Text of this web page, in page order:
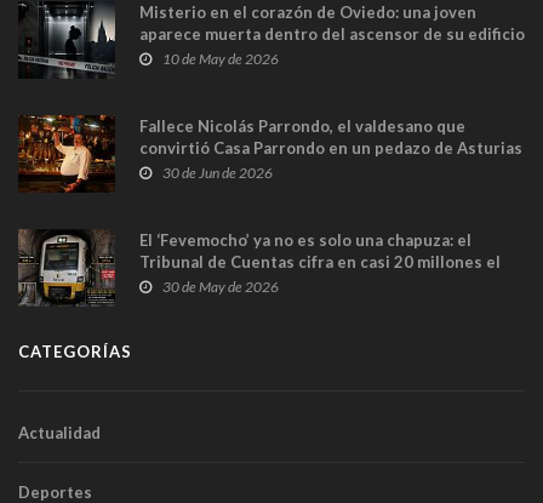
Misterio en el corazón de Oviedo: una joven
aparece muerta dentro del ascensor de su edificio
y las cámaras captan sus últimos minutos
10 de May de 2026
Fallece Nicolás Parrondo, el valdesano que
convirtió Casa Parrondo en un pedazo de Asturias
en Madrid
30 de Jun de 2026
El ‘Fevemocho’ ya no es solo una chapuza: el
Tribunal de Cuentas cifra en casi 20 millones el
sobrecoste de los trenes que no cabían por los
30 de May de 2026
CATEGORÍAS
Actualidad
Deportes